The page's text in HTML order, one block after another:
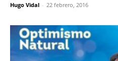
Hugo Vidal - 22 febrero, 2016